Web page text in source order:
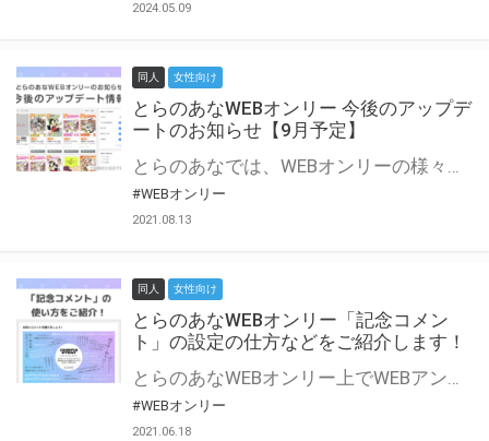
2024.05.09
同人 女性向け
とらのあなWEBオンリー 今後のアップデ
ートのお知らせ【9月予定】
とらのあなでは、WEBオンリーの様々な支援を実施しています。 今回は2021年9月に実装を予定しているアップデート情報についてご紹介いたします。 とらのあなWEBオンリーサイトはこちら
#WEBオンリー
2021.08.13
同人 女性向け
とらのあなWEBオンリー「記念コメン
ト」の設定の仕方などをご紹介します！
とらのあなWEBオンリー上でWEBアンソロジーが作成できる「記念コメント」について、その使い方や作成手順を解説します！ 支援タイプを「サークル参加型」「サークル参加型・マルシェ(イベント会場)機能付き」でお申し込みいただいている主催者様はぜひご活用ください♪ とらのあなWEBオンリーサイトはこちら
#WEBオンリー
2021.06.18